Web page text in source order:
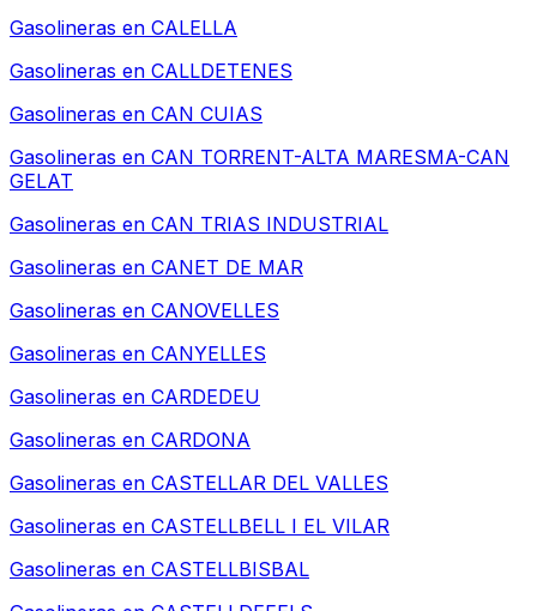
Gasolineras en CALELLA
Gasolineras en CALLDETENES
Gasolineras en CAN CUIAS
Gasolineras en CAN TORRENT-ALTA MARESMA-CAN
GELAT
Gasolineras en CAN TRIAS INDUSTRIAL
Gasolineras en CANET DE MAR
Gasolineras en CANOVELLES
Gasolineras en CANYELLES
Gasolineras en CARDEDEU
Gasolineras en CARDONA
Gasolineras en CASTELLAR DEL VALLES
Gasolineras en CASTELLBELL I EL VILAR
Gasolineras en CASTELLBISBAL